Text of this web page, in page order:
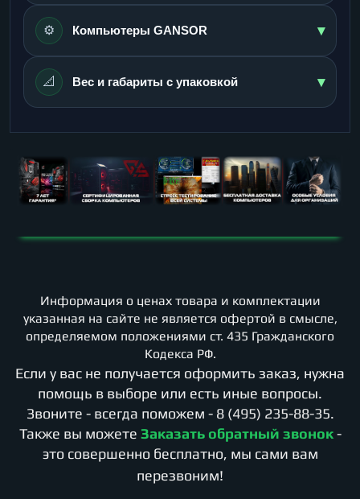
⚙️ Компьютеры GANSOR ▾
📐 Вес и габариты с упаковкой ▾
Информация о ценах товара и комплектации
указанная на сайте не является офертой в смысле,
определяемом положениями ст. 435 Гражданского
Кодекса РФ.
Если у вас не получается оформить заказ, нужна
помощь в выборе или есть иные вопросы.
Звоните - всегда поможем - 8 (495) 235-88-35.
Также вы можете Заказать обратный звонок -
это совершенно бесплатно, мы сами вам
перезвоним!